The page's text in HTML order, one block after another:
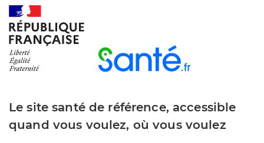
Le site santé de référence, accessible
quand vous voulez, où vous voulez